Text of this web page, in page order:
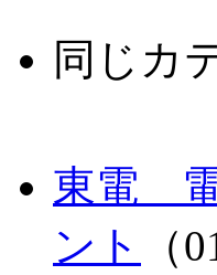
同じカ
東電 電
ント
（